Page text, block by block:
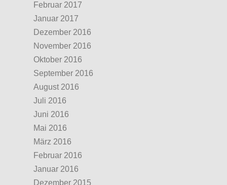
Februar 2017
Januar 2017
Dezember 2016
November 2016
Oktober 2016
September 2016
August 2016
Juli 2016
Juni 2016
Mai 2016
März 2016
Februar 2016
Januar 2016
Dezember 2015